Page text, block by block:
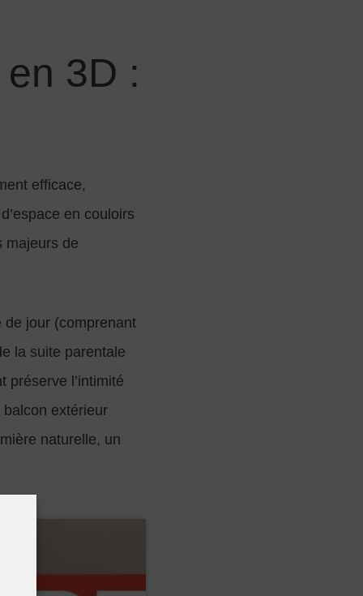
3D :
efficace,
en couloirs
majeurs de
de jour (comprenant
la suite parentale
préserve l’intimité
balcon extérieur
naturelle, un